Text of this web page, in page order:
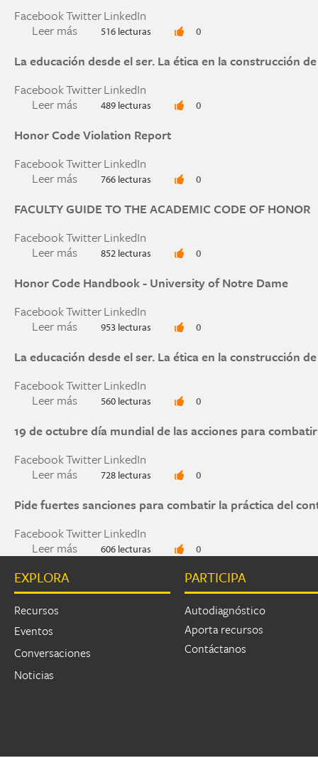
FacebookTwitterLinkedIn
Leer más sobre WEBINAR "The Role of Faculty in
516 lecturas 0
La educación desde el ser. La ética en la construcción
FacebookTwitterLinkedIn
Leer más sobre La educación desde el ser. La ética en
489 lecturas 0
Honor Code Violation Report
FacebookTwitterLinkedIn
Leer más sobre Honor Code Violation Report
766 lecturas 0
FACULTY GUIDE TO THE ACADEMIC CODE OF HONOR
FacebookTwitterLinkedIn
Leer más sobre FACULTY GUIDE TO THE ACADEMIC
852 lecturas 0
Honor Code Handbook - University of Notre Dame
FacebookTwitterLinkedIn
Leer más sobre Honor Code Handbook - University of
953 lecturas 0
La educación desde el ser. La ética en la construcción
FacebookTwitterLinkedIn
Leer más sobre La educación desde el ser. La ética en
560 lecturas 0
19 de octubre día mundial de las acciones para
FacebookTwitterLinkedIn
Leer más sobre 19 de octubre día mundial de las
728 lecturas 0
Pide fuertes sanciones para combatir la práctica del
FacebookTwitterLinkedIn
Leer más sobre Pide fuertes sanciones para combatir la
606 lecturas 0
Páginas
EXPLORA
Recursos
Eventos
Conversaciones
Noticias
PARTICIPA
Autodiagnóstico
Aporta recursos
Contáctanos